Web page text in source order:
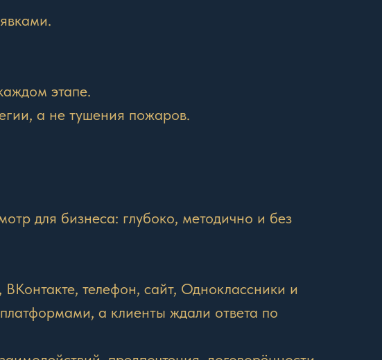
этапе.
а не тушения пожаров.
для бизнеса: глубоко, методично и без
ВКонтакте, телефон, сайт, Одноклассники и
а клиенты ждали ответа по